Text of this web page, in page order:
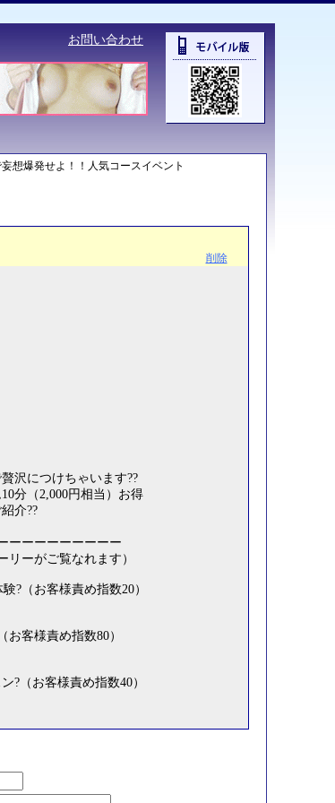
お問い合わせ
想爆発せよ！！人気コースイベント
削除
沢につけちゃいます??
分（2,000円相当）お得
介??
ーーーーーーーーー
ーがご覧なれます）
?（お客様責め指数20）
客様責め指数80）
?（お客様責め指数40）